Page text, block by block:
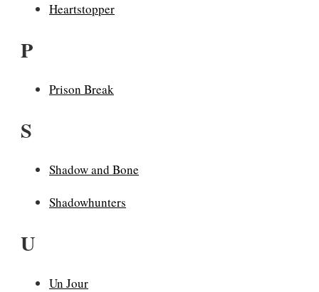
Heartstopper
P
Prison Break
S
Shadow and Bone
Shadowhunters
U
Un Jour